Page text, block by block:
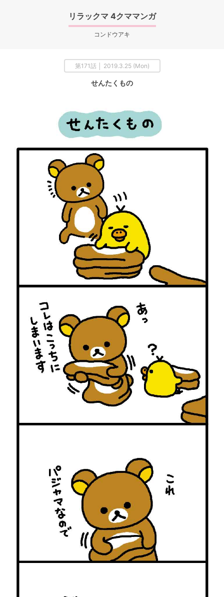
リラックマ 4クママンガ
コンドウアキ
第171話 │ 2019.3.25 (Mon)
せんたくもの